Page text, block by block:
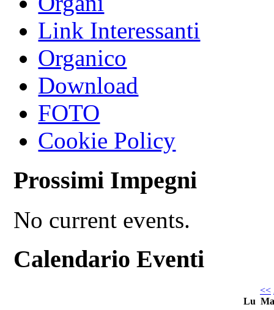
Link Interessanti
Organico
Download
FOTO
Cookie Policy
Prossimi Impegni
No current events.
Calendario Eventi
<<
Lu